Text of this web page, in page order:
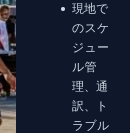
現地で
のスケ
ジュー
ル管
理、通
訳、ト
ラブル